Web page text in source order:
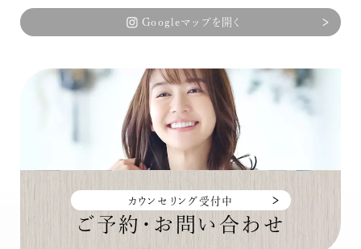
Googleマップを開く
カウンセリング受付中
ご予約・お問い合わせ